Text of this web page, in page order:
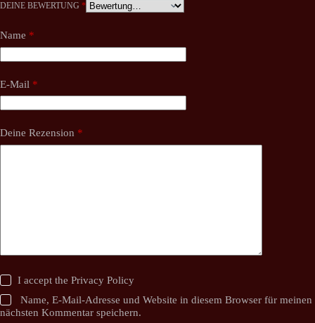
DEINE BEWERTUNG *
Name *
E-Mail *
Deine Rezension *
I accept thePrivacy Policy
Name, E-Mail-Adresse und Website in diesem Browser für meinen
nächsten Kommentar speichern.